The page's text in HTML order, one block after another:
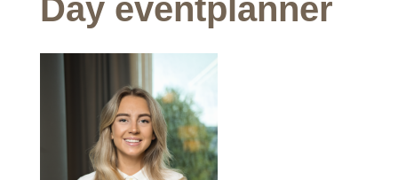
Day eventplanner